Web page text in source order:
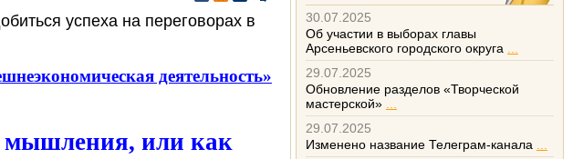
успеха на переговорах в
деятельность»
мышления, или как
30.07.2025
Об участии в выборах главы
Арсеньевского городского округа
29.07.2025
Обновление разделов «Творческой
мастерской»
29.07.2025
Изменено название Телеграм-канала